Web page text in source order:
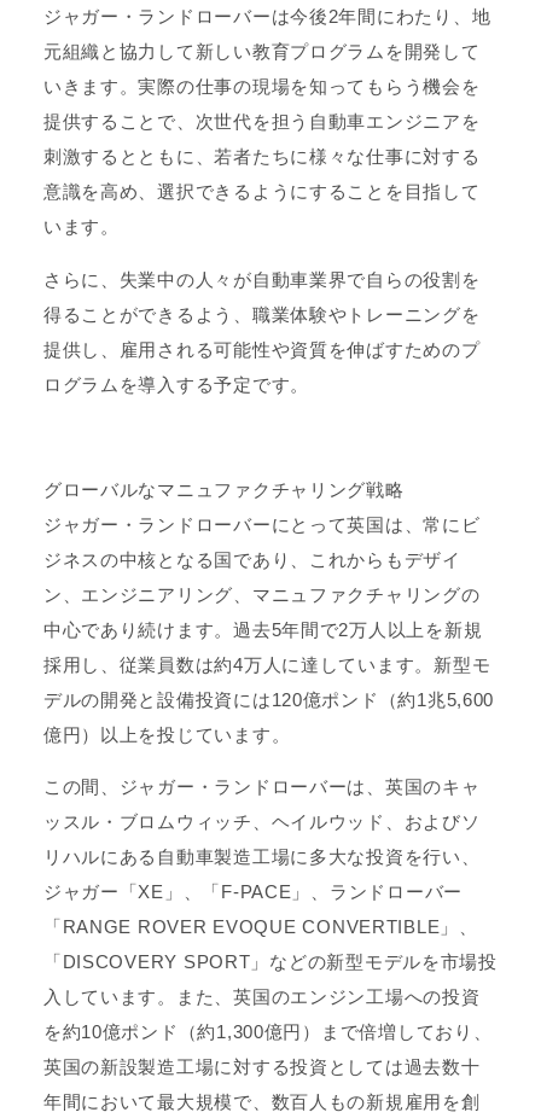
ジャガー・ランドローバーは今後2年間にわたり、地
元組織と協力して新しい教育プログラムを開発して
いきます。実際の仕事の現場を知ってもらう機会を
提供することで、次世代を担う自動車エンジニアを
刺激するとともに、若者たちに様々な仕事に対する
意識を高め、選択できるようにすることを目指して
います。
さらに、失業中の人々が自動車業界で自らの役割を
得ることができるよう、職業体験やトレーニングを
提供し、雇用される可能性や資質を伸ばすためのプ
ログラムを導入する予定です。
グローバルなマニュファクチャリング戦略
ジャガー・ランドローバーにとって英国は、常にビ
ジネスの中核となる国であり、これからもデザイ
ン、エンジニアリング、マニュファクチャリングの
中心であり続けます。過去5年間で2万人以上を新規
採用し、従業員数は約4万人に達しています。新型モ
デルの開発と設備投資には120億ポンド（約1兆5,600
億円）以上を投じています。
この間、ジャガー・ランドローバーは、英国のキャ
ッスル・ブロムウィッチ、ヘイルウッド、およびソ
リハルにある自動車製造工場に多大な投資を行い、
ジャガー「XE」、「F-PACE」、ランドローバー
「RANGE ROVER EVOQUE CONVERTIBLE」、
「DISCOVERY SPORT」などの新型モデルを市場投
入しています。また、英国のエンジン工場への投資
を約10億ポンド（約1,300億円）まで倍増しており、
英国の新設製造工場に対する投資としては過去数十
年間において最大規模で、数百人もの新規雇用を創